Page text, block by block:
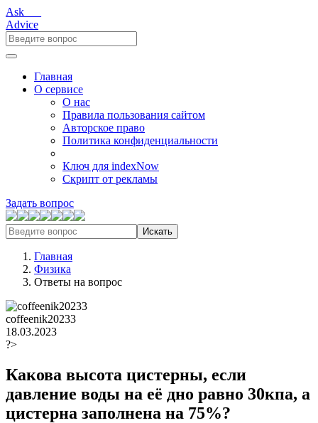
Ask___
Advice
Главная
О сервисе
О нас
Правила пользования сайтом
Авторское право
Политика конфиденциальности
Ключ для indexNow
Скрипт от рекламы
Задать вопрос
Искать
Главная
Физика
Ответы на вопрос
coffeenik20233
18.03.2023
?>
Какова высота цистерны, если
давление воды на её дно равно 30кпа, а
цистерна заполнена на 75%?